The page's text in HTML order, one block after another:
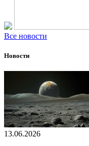
Все новости
Новости
13.06.2026